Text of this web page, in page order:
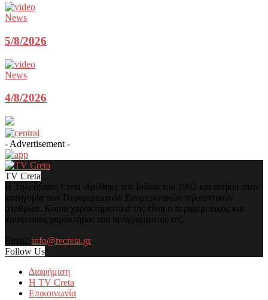
News
5/8/2026
News
4/8/2026
- Advertisement -
TV Creta
Η Τηλεόραση Creta ιδρύθηκε τον Ιούνιο του 1992 και ανήκει στην
κατηγορία των Περιφερειακών Ενημερωτικών τηλεοπτικών
σταθμών. Κύρια χαρακτηριστικά της είναι ο περιφερειακός και
κοινωνικός χαρακτήρας του προγράμματος της.
Email: info@tvcreta.gr
Follow Us
Διαφήμιση
Η TV Creta
Επικοινωνία